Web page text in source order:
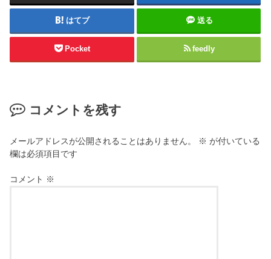
はてブ 送る
Pocket feedly
コメントを残す
メールアドレスが公開されることはありません。 ※ が付いている
欄は必須項目です
コメント ※